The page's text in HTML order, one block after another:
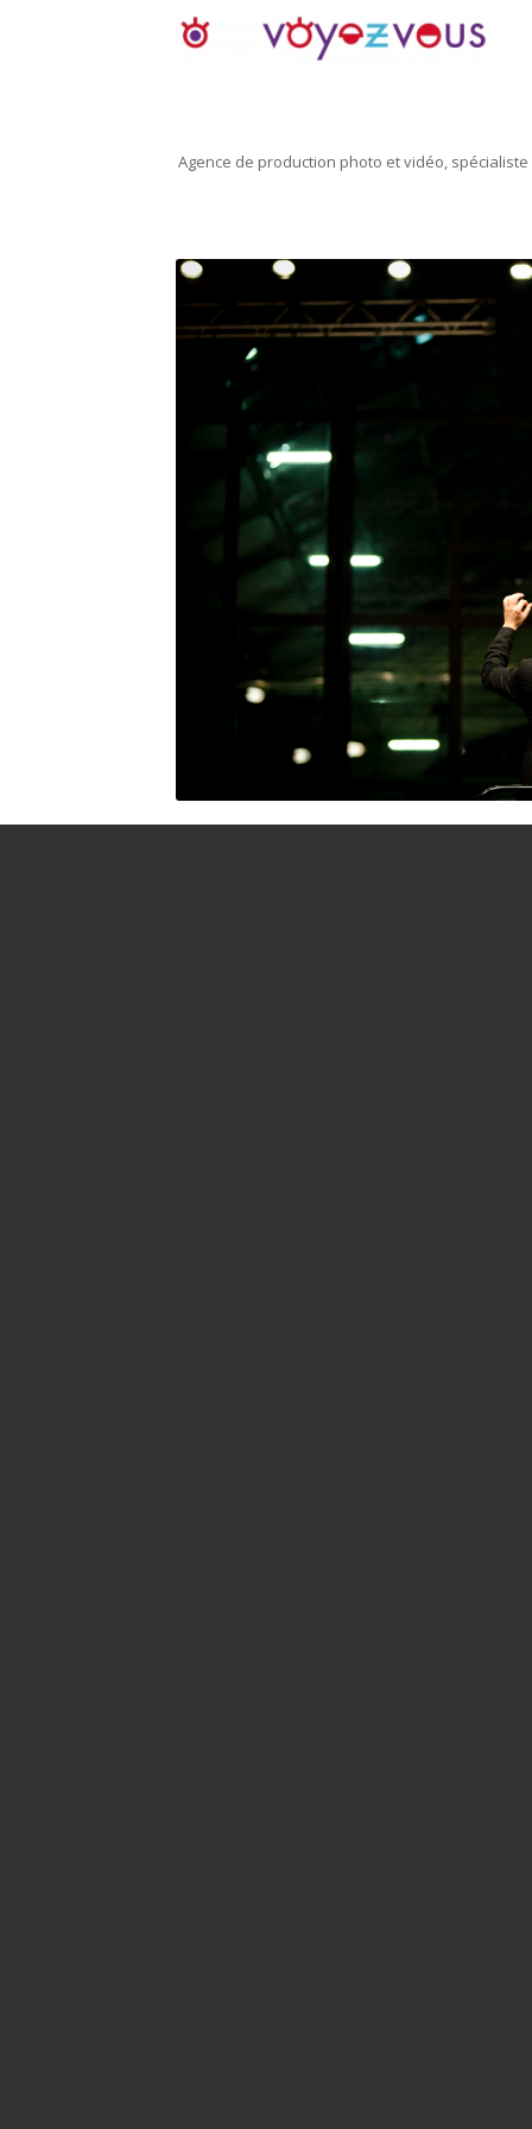
Agence de production photo et vidéo,